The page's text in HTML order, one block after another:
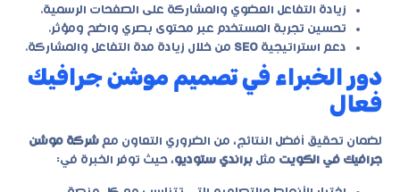
زيادة التفاعل العضوي والمشاركة على الصفحات الرسمية.
تحسين تجربة المستخدم عبر محتوى بصري واضح ومؤثر.
دعم استراتيجية SEO من خلال زيادة مدة التفاعل والمشاركة.
دور الخبراء في تصميم موشن جرافيك
فعال
لضمان تحقيق أفضل النتائج، من الضروري التعاون مع شركة موشن
جرافيك في الكويت مثل براندي ستوديو، حيث توفر الخبرة في: